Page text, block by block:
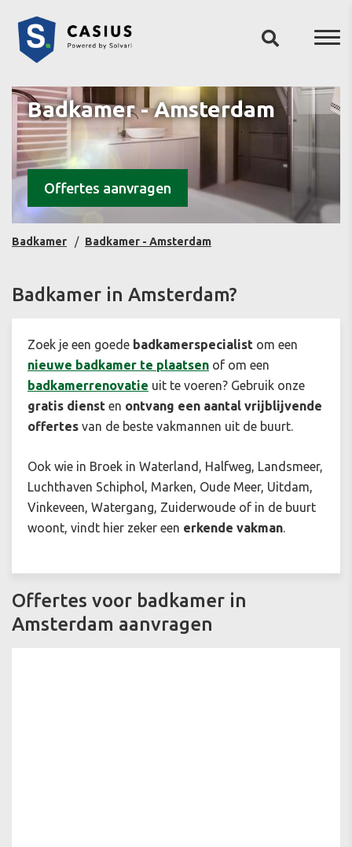
Badkamer - Amsterdam
Offertes aanvragen
Badkamer Badkamer - Amsterdam
Badkamer in Amsterdam?
Zoek je een goede badkamerspecialist om een
nieuwe badkamer te plaatsen of om een
badkamerrenovatie uit te voeren? Gebruik onze
gratis dienst en ontvang een aantal vrijblijvende
offertes van de beste vakmannen uit de buurt.
Ook wie in Broek in Waterland, Halfweg, Landsmeer,
Luchthaven Schiphol, Marken, Oude Meer, Uitdam,
Vinkeveen, Watergang, Zuiderwoude of in de buurt
woont, vindt hier zeker een erkende vakman.
Offertes voor badkamer in
Amsterdam aanvragen